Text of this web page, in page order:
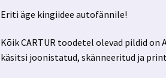
Eriti äge kingiidee autofännile!
Kõik CARTUR toodetel olevad pildid
käsitsi joonistatud, skänneeritud ja